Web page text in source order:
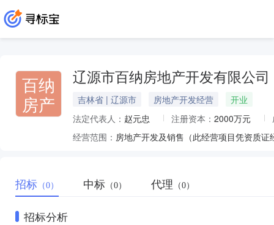
百纳
房产
辽源市百纳房地产开发有限公司
吉林省 | 辽源市 房地产开发经营
开业
法定代表人： 赵元忠 注册资本： 2000万元
经营范围：
招标 （0） 中标 （0） 代理 （0）
招标分析